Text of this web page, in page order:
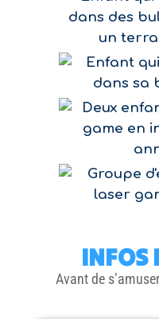
INFOS
Avant de